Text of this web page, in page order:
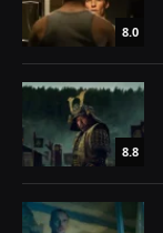
8.0
8.8